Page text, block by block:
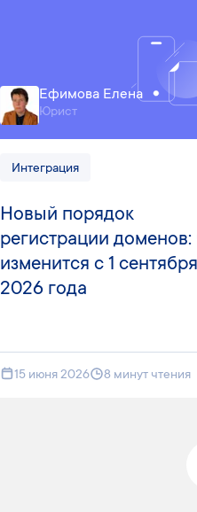
Ефимова Елена
Юрист
Интеграция
Новый порядок
регистрации доменов:
изменится с 1 сентября
2026 года
15 июня 2026 8 минут чтения